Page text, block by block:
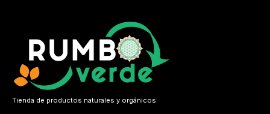
Tienda de productos naturales y orgánicos.